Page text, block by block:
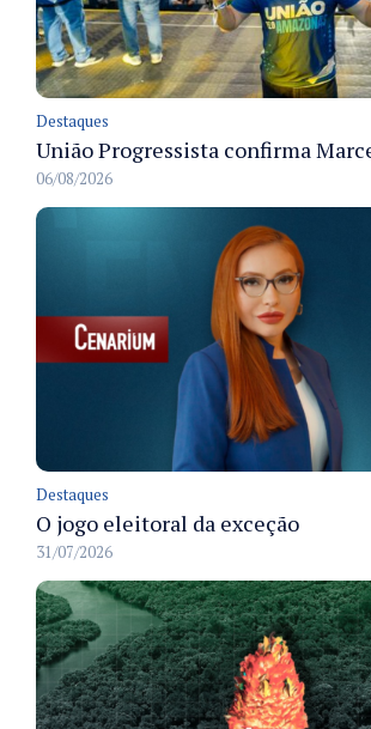
Destaques
06/08/2026
Destaques
O jogo eleitoral da exceção
31/07/2026